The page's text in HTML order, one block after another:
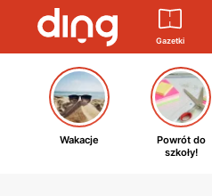
Gazetki
Wakacje
Powrót do
szkoły!